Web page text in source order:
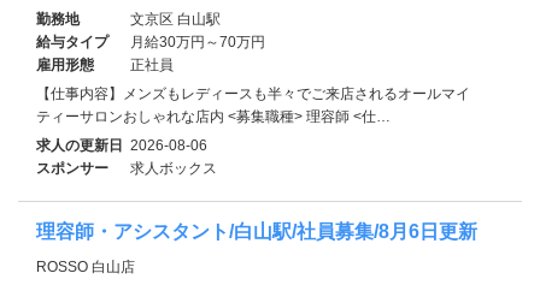
勤務地
文京区 白山駅
給与タイプ
月給30万円～70万円
雇用形態
正社員
【仕事内容】メンズもレディースも半々でご来店されるオールマイ
ティーサロンおしゃれな店内 <募集職種> 理容師 <仕…
求人の更新日 2026-08-06
スポンサー
求人ボックス
理容師・アシスタント/白山駅/社員募集/8月6日更新
ROSSO 白山店